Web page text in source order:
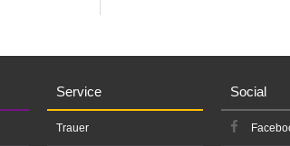
Service
Trauer
Social